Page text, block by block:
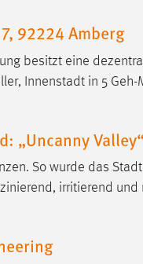
92224 Amberg
besitzt eine
Innenstadt in 5
„Uncanny
So wurde das
irritierend